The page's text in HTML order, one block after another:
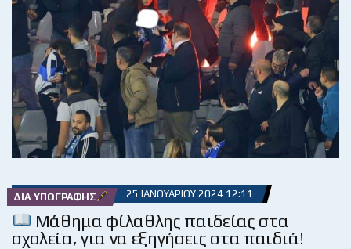
ΔΙΑ ΥΠΟΓΡΑΦΉΣ 25 ΙΑΝΟΥΑΡΊΟΥ 2024 12:11
Μάθημα φίλαθλης παιδείας στα
σχολεία, για να εξηγήσεις στα παιδιά!